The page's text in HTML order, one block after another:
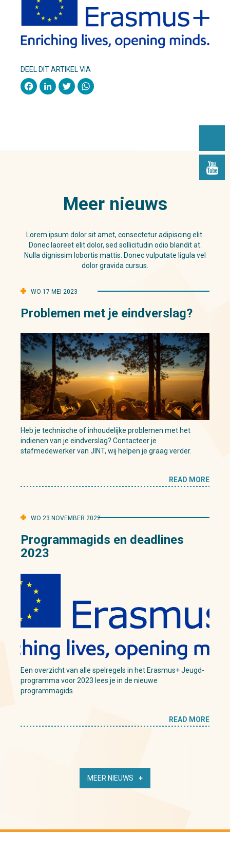
DEEL DIT ARTIKEL VIA
Facebook
LinkedIn
Twitter
Meer nieuws
Lorem ipsum dolor sit amet, consectetur adipiscing elit.
Donec laoreet elit dolor, sed sollicitudin odio blandit at.
Nulla dignissim lobortis mattis. Donec vulputate ligula vel
dolor gravida cursus.
WO 17 MEI 2023
Problemen met je eindverslag?
Heb je technische of inhoudelijke problemen met het
indienen van je eindverslag? Contacteer je
stafmedewerker van JINT, wij helpen je graag verder.
READ MORE
WO 23 NOVEMBER 2022
Programmagids en deadlines
2023
Een overzicht van alle spelregels in het Erasmus+ Jeugd-
programma voor 2023 lees je in de nieuwe
programmagids.
READ MORE
MEER NIEUWS